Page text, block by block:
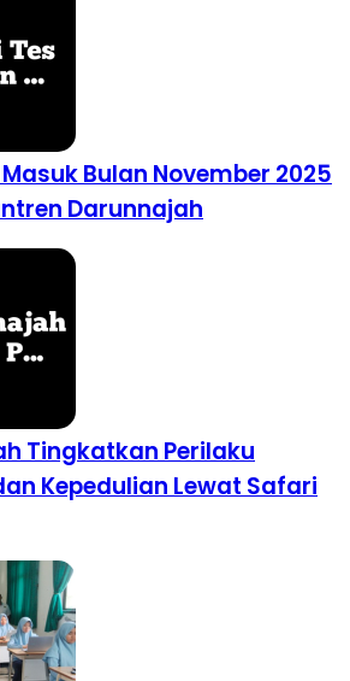
Bulan November 2025
Darunnajah
Tingkatkan Perilaku
Kepedulian Lewat Safari